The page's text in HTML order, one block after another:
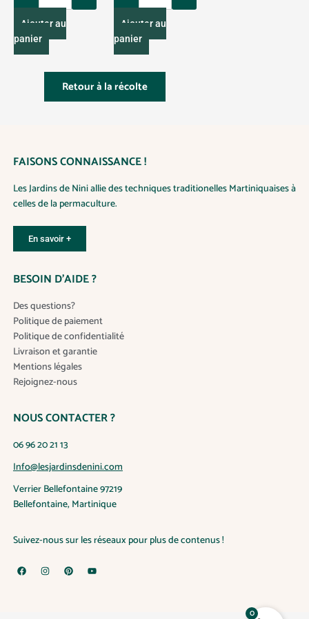
v
a
r
a
i
.
e
s
p
t
o
s
p
e
u
v
e
t
t
r
c
h
i
a
t
i
Ajouter au
panier
a
t
i
t
y
Ajouter au
panier
Retour à la récolte
FAISONS CONNAISSANCE !
Les Jardins de Nini allie des techniques traditionelles Martiniquaises à
celles de la permaculture.
En savoir +
BESOIN D’AIDE ?
Des questions?
Politique de paiement
Politique de confidentialité
Livraison et garantie
Mentions légales
Rejoignez-nous
NOUS CONTACTER ?
06 96 20 21 13
Info@lesjardinsdenini.com
Verrier Bellefontaine 97219
Bellefontaine, Martinique
Suivez-nous sur les réseaux pour plus de contenus !
F
a
I
n
P
i
Y
o
0